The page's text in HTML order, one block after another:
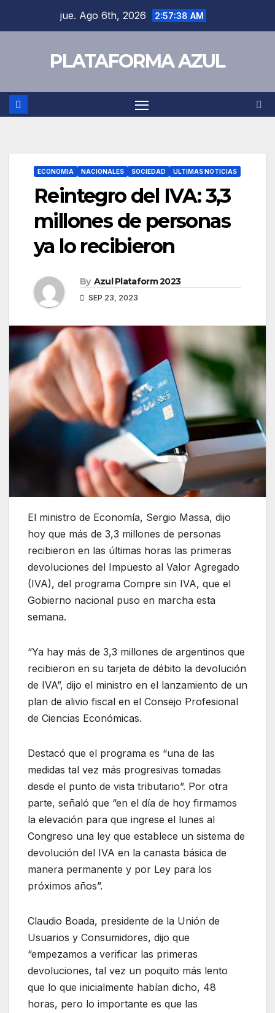
jue. Ago 6th, 2026 2:57:38 AM
PLATAFORMA AZUL
ECONOMIA NACIONALES SOCIEDAD ULTIMAS NOTICIAS
Reintegro del IVA: 3,3
millones de personas
ya lo recibieron
By Azul Plataform 2023
SEP 23, 2023
El ministro de Economía, Sergio Massa, dijo
hoy que más de 3,3 millones de personas
recibieron en las últimas horas las primeras
devoluciones del Impuesto al Valor Agregado
(IVA), del programa Compre sin IVA, que el
Gobierno nacional puso en marcha esta
semana.
“Ya hay más de 3,3 millones de argentinos que
recibieron en su tarjeta de débito la devolución
de IVA”, dijo el ministro en el lanzamiento de un
plan de alivio fiscal en el Consejo Profesional
de Ciencias Económicas.
Destacó que el programa es “una de las
medidas tal vez más progresivas tomadas
desde el punto de vista tributario”. Por otra
parte, señaló que “en el día de hoy firmamos
la elevación para que ingrese el lunes al
Congreso una ley que establece un sistema de
devolución del IVA en la canasta básica de
manera permanente y por Ley para los
próximos años”.
Claudio Boada, presidente de la Unión de
Usuarios y Consumidores, dijo que
“empezamos a verificar las primeras
devoluciones, tal vez un poquito más lento
que lo que inicialmente habían dicho, 48
horas, pero lo importante es que las